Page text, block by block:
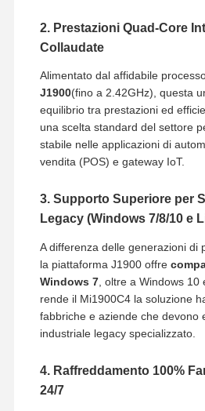
2. Prestazioni Quad-Core
Collaudate
Alimentato dal affidabile
J1900(fino a 2.42GHz), questa
equilibrio tra prestazioni ed
una scelta standard del settore
stabile nelle applicazioni di
vendita (POS) e gateway IoT.
3. Supporto Superiore per
Legacy (Windows 7/8/10 e
A differenza delle generazioni di
la piattaforma J1900 offre
Windows 7, oltre a Windows 10
rende il Mi1900C4 la soluzione
fabbriche e aziende che devono
industriale legacy specializzato.
4. Raffreddamento 100%
24/7